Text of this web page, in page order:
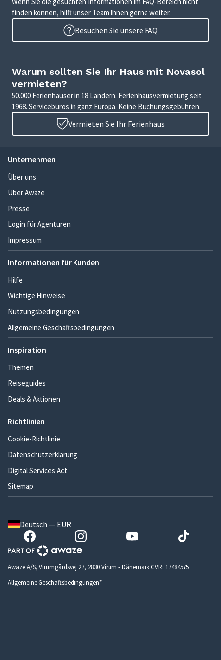
finden können, hilft unser Team Ihnen gerne weiter.
Besuchen Sie unsere FAQ
Warum sollten Sie Ihr Haus mit Novasol
vermieten?
50.000 Ferienhäuser in 18 Ländern. Ferienhausvermietung seit
1968. Servicebüros in ganz Europa. Keine Buchungsgebühren.
Vermieten Sie Ihr Ferienhaus
Unternehmen
Über uns
Über Awaze
Presse
Login für Agenturen
Impressum
Informationen für Kunden
Hilfe
Wichtige Hinweise
Nutzungsbedingungen
Allgemeine Geschäftsbedingungen
Inspiration
Themen
Reiseguides
Deals & Aktionen
Richtlinien
Cookie-Richtlinie
Datenschutzerklärung
Digital Services Act
Sitemap
Deutsch — EUR
Awaze A/S, Virumgårdsvej 27, 2830 Virum - Dänemark CVR: 17484575
Allgemeine Geschäftsbedingungen*